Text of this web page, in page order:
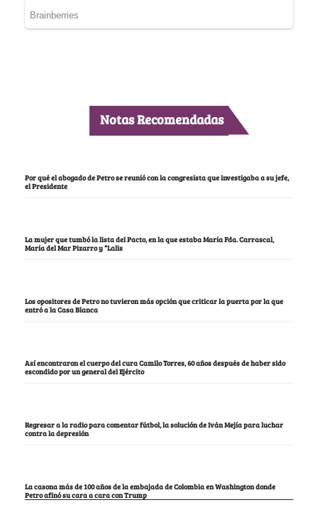
Notas Recomendadas
Por qué el abogado de Petro se reunió con la congresista que investigaba a su jefe,
el Presidente
La mujer que tumbó la lista del Pacto, en la que estaba María Fda. Carrascal,
María del Mar Pizarro y “Lalis
Los opositores de Petro no tuvieron más opción que criticar la puerta por la que
entró a la Casa Blanca
Así encontraron el cuerpo del cura Camilo Torres, 60 años después de haber sido
escondido por un general del Ejército
Regresar a la radio para comentar fútbol, la solución de Iván Mejía para luchar
contra la depresión
La casona más de 100 años de la embajada de Colombia en Washington donde
Petro afinó su cara a cara con Trump